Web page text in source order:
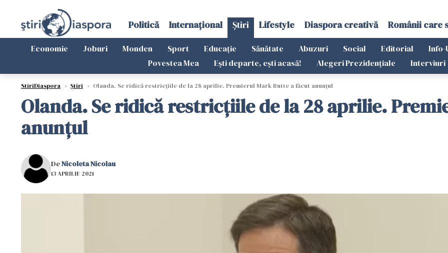
Politică Internațional Știri Lifestyle Diaspora creativă Românii care
Economie Joburi Monden Sport Educație Sănătate Abuzuri Social Editorial Info-
Povestea Mea
Ești departe, ești acasă! Alegeri Prezidențiale Interviuri
StiriDiaspora › Știri › Olanda. Se ridică restricțiile de la 28 aprilie. Premierul Mark Rutte a făcut anunțul
Olanda. Se ridică restricțiile de la 28 aprilie.
anunțul
DeNicoleta Nicolau
13 APRILIE 2021